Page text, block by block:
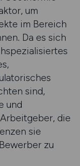
um
im Bereich
Da es sich
sind,
und
die
sie
zu